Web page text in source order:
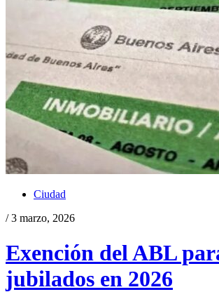
Ciudad
/ 3 marzo, 2026
Exención del ABL
jubilados en 2026